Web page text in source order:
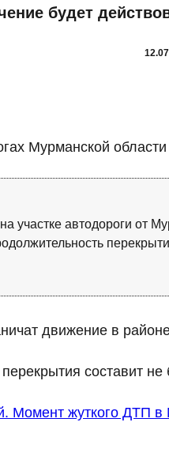
будет
Мурманской
участке автодороги от
движение в
составит не
Момент жуткого ДТП